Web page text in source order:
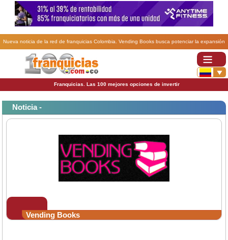
Nueva noticia de la red de franquicias Colombia. Vending Books busca potenciar la expansión
de sus franquicias en Colombia.
Franquicias. Las 100 mejores opciones de invertir
Noticia -
Vending Books